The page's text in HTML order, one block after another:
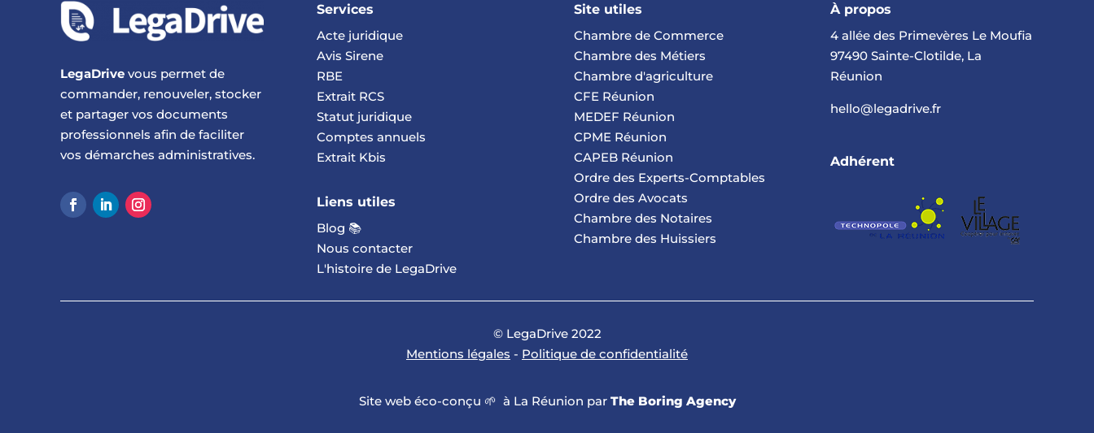
LegaDrivevous permet de
commander, renouveler, stocker
et partager vos documents
professionnels afin de faciliter
vos démarches administratives.
Services
Acte juridique
Avis Sirene
RBE
Extrait RCS
Statut juridique
Comptes annuels
Extrait Kbis
Liens utiles
Blog 📚
Nous contacter
L'histoire de LegaDrive
Site utiles
Chambre de Commerce
Chambre des Métiers
Chambre d'agriculture
CFE Réunion
MEDEF Réunion
CPME Réunion
CAPEB Réunion
Ordre des Experts-Comptables
Ordre des Avocats
Chambre des Notaires
Chambre des Huissiers
À propos
4 allée des Primevères Le Moufia
97490 Sainte-Clotilde, La
Réunion
hello@legadrive.fr
Adhérent
© LegaDrive 2022
Mentions légales - Politique de confidentialité
Site web éco-conçu 🌱 à La Réunion par The Boring Agency